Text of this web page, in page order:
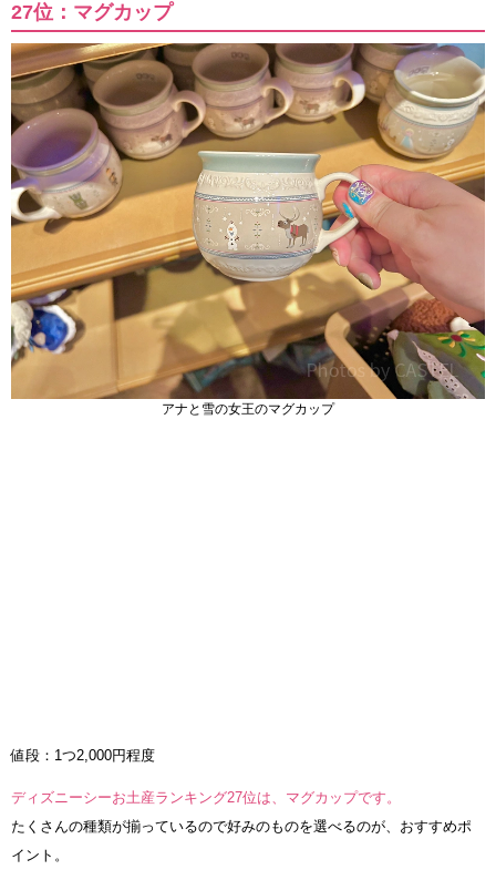
27位：マグカップ
アナと雪の女王のマグカップ
値段：1つ2,000円程度
ディズニーシーお土産ランキング27位は、マグカップです。
たくさんの種類が揃っているので好みのものを選べるのが、おすすめポ
イント。